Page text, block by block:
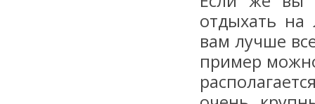
отдыхать на
вам лучше
пример